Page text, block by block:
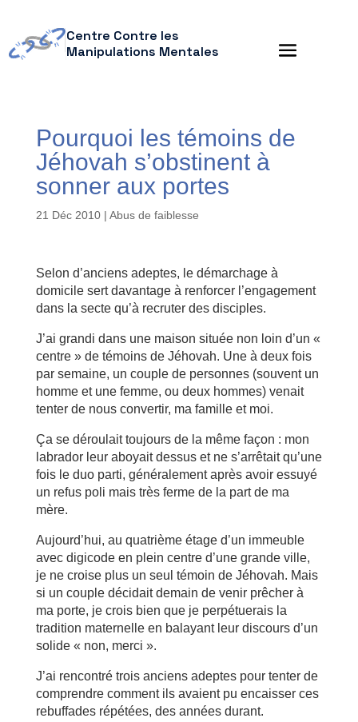
Centre Contre les
Manipulations Mentales
Pourquoi les témoins de
Jéhovah s’obstinent à
sonner aux portes
21 Déc 2010| Abus de faiblesse
Selon d’anciens adeptes, le démarchage à
domicile sert davantage à renforcer l’engagement
dans la secte qu’à recruter des disciples.
J’ai grandi dans une maison située non loin d’un «
centre » de témoins de Jéhovah. Une à deux fois
par semaine, un couple de personnes (souvent un
homme et une femme, ou deux hommes) venait
tenter de nous convertir, ma famille et moi.
Ça se déroulait toujours de la même façon : mon
labrador leur aboyait dessus et ne s’arrêtait qu’une
fois le duo parti, généralement après avoir essuyé
un refus poli mais très ferme de la part de ma
mère.
Aujourd’hui, au quatrième étage d’un immeuble
avec digicode en plein centre d’une grande ville,
je ne croise plus un seul témoin de Jéhovah. Mais
si un couple décidait demain de venir prêcher à
ma porte, je crois bien que je perpétuerais la
tradition maternelle en balayant leur discours d’un
solide « non, merci ».
J’ai rencontré trois anciens adeptes pour tenter de
comprendre comment ils avaient pu encaisser ces
rebuffades répétées, des années durant.